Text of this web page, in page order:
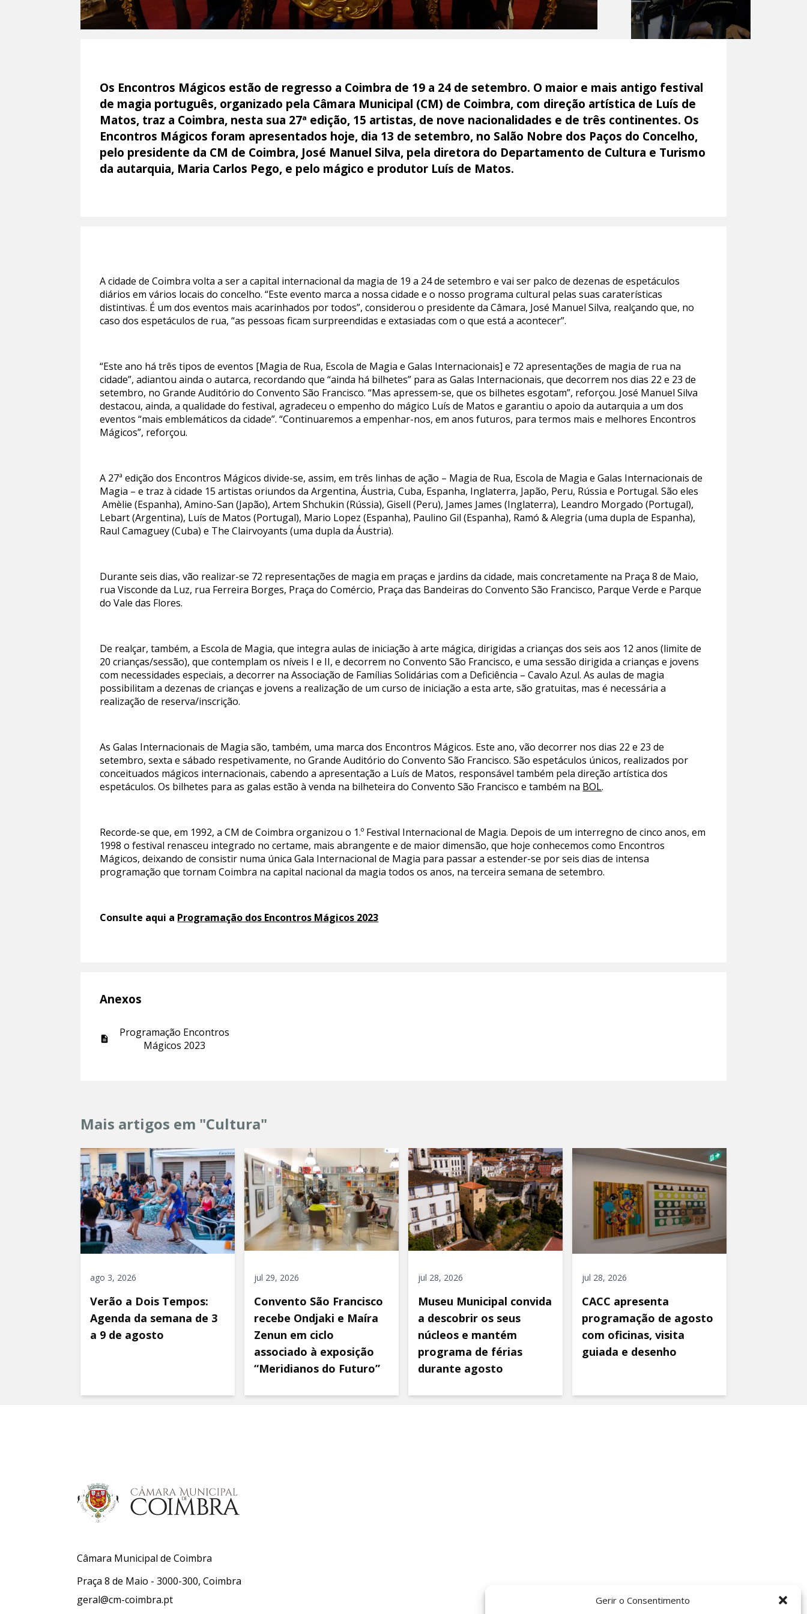
Gerir o Consentimento
Os Encontros Mágicos estão de regresso a Coimbra de 19 a 24 de setembro. O maior e mais antigo festival
de magia português, organizado pela Câmara Municipal (CM) de Coimbra, com direção artística de Luís de
Matos, traz a Coimbra, nesta sua 27ª edição, 15 artistas, de nove nacionalidades e de três continentes. Os
Encontros Mágicos foram apresentados hoje, dia 13 de setembro, no Salão Nobre dos Paços do Concelho,
pelo presidente da CM de Coimbra, José Manuel Silva, pela diretora do Departamento de Cultura e Turismo
da autarquia, Maria Carlos Pego, e pelo mágico e produtor Luís de Matos.
A cidade de Coimbra volta a ser a capital internacional da magia de 19 a 24 de setembro e vai ser palco de dezenas de espetáculos
diários em vários locais do concelho. “Este evento marca a nossa cidade e o nosso programa cultural pelas suas caraterísticas
distintivas. É um dos eventos mais acarinhados por todos”, considerou o presidente da Câmara, José Manuel Silva, realçando que, no
caso dos espetáculos de rua, “as pessoas ficam surpreendidas e extasiadas com o que está a acontecer”.
“Este ano há três tipos de eventos [Magia de Rua, Escola de Magia e Galas Internacionais] e 72 apresentações de magia de rua na
cidade”, adiantou ainda o autarca, recordando que “ainda há bilhetes” para as Galas Internacionais, que decorrem nos dias 22 e 23 de
setembro, no Grande Auditório do Convento São Francisco. “Mas apressem-se, que os bilhetes esgotam”, reforçou. José Manuel Silva
destacou, ainda, a qualidade do festival, agradeceu o empenho do mágico Luís de Matos e garantiu o apoio da autarquia a um dos
eventos “mais emblemáticos da cidade”. “Continuaremos a empenhar-nos, em anos futuros, para termos mais e melhores Encontros
Mágicos”, reforçou.
A 27ª edição dos Encontros Mágicos divide-se, assim, em três linhas de ação – Magia de Rua, Escola de Magia e Galas Internacionais de
Magia – e traz à cidade 15 artistas oriundos da Argentina, Áustria, Cuba, Espanha, Inglaterra, Japão, Peru, Rússia e Portugal. São eles
Amèlie (Espanha), Amino-San (Japão), Artem Shchukin (Rússia), Gisell (Peru), James James (Inglaterra), Leandro Morgado (Portugal),
Lebart (Argentina), Luís de Matos (Portugal), Mario Lopez (Espanha), Paulino Gil (Espanha), Ramó & Alegria (uma dupla de Espanha),
Raul Camaguey (Cuba) e The Clairvoyants (uma dupla da Áustria).
Durante seis dias, vão realizar-se 72 representações de magia em praças e jardins da cidade, mais concretamente na Praça 8 de Maio,
rua Visconde da Luz, rua Ferreira Borges, Praça do Comércio, Praça das Bandeiras do Convento São Francisco, Parque Verde e Parque
do Vale das Flores.
De realçar, também, a Escola de Magia, que integra aulas de iniciação à arte mágica, dirigidas a crianças dos seis aos 12 anos (limite de
20 crianças/sessão), que contemplam os níveis I e II, e decorrem no Convento São Francisco, e uma sessão dirigida a crianças e jovens
com necessidades especiais, a decorrer na Associação de Famílias Solidárias com a Deficiência – Cavalo Azul. As aulas de magia
possibilitam a dezenas de crianças e jovens a realização de um curso de iniciação a esta arte, são gratuitas, mas é necessária a
realização de reserva/inscrição.
As Galas Internacionais de Magia são, também, uma marca dos Encontros Mágicos. Este ano, vão decorrer nos dias 22 e 23 de
setembro, sexta e sábado respetivamente, no Grande Auditório do Convento São Francisco. São espetáculos únicos, realizados por
conceituados mágicos internacionais, cabendo a apresentação a Luís de Matos, responsável também pela direção artística dos
espetáculos. Os bilhetes para as galas estão à venda na bilheteira do Convento São Francisco e também na BOL.
Recorde-se que, em 1992, a CM de Coimbra organizou o 1.º Festival Internacional de Magia. Depois de um interregno de cinco anos, em
1998 o festival renasceu integrado no certame, mais abrangente e de maior dimensão, que hoje conhecemos como Encontros
Mágicos, deixando de consistir numa única Gala Internacional de Magia para passar a estender-se por seis dias de intensa
programação que tornam Coimbra na capital nacional da magia todos os anos, na terceira semana de setembro.
Consulte aqui a Programação dos Encontros Mágicos 2023
Anexos
Programação Encontros
Mágicos 2023
Mais artigos em "Cultura"
ago 3, 2026
Verão a Dois Tempos:
Agenda da semana de 3
a 9 de agosto
jul 29, 2026
Convento São Francisco
recebe Ondjaki e Maíra
Zenun em ciclo
associado à exposição
“Meridianos do Futuro”
jul 28, 2026
Museu Municipal convida
a descobrir os seus
núcleos e mantém
programa de férias
durante agosto
jul 28, 2026
CACC apresenta
programação de agosto
com oficinas, visita
guiada e desenho
Câmara Municipal de Coimbra
Praça 8 de Maio - 3000-300, Coimbra
geral@cm-coimbra.pt